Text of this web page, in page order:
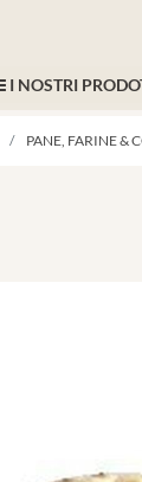
I NOSTRI
PANE, FARINE &